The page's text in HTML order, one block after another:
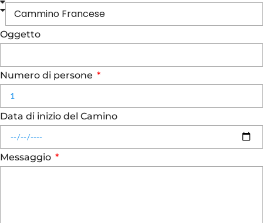
Oggetto
Numero di persone
Data di inizio del Camino
Messaggio